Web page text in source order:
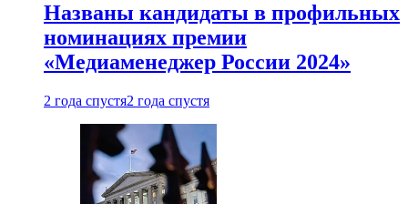
Названы кандидаты в профильных
номинациях премии
«Медиаменеджер России 2024»
2 года спустя2 года спустя